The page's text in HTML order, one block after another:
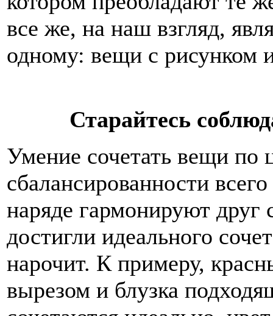
все же, на наш взгляд,
одному: вещи с рисунком
Старайтесь
Умение сочетать вещи по
сбалансированности
наряде гармонируют друг
достигли идеального
нарочит. К примеру,
вырезом и блузка